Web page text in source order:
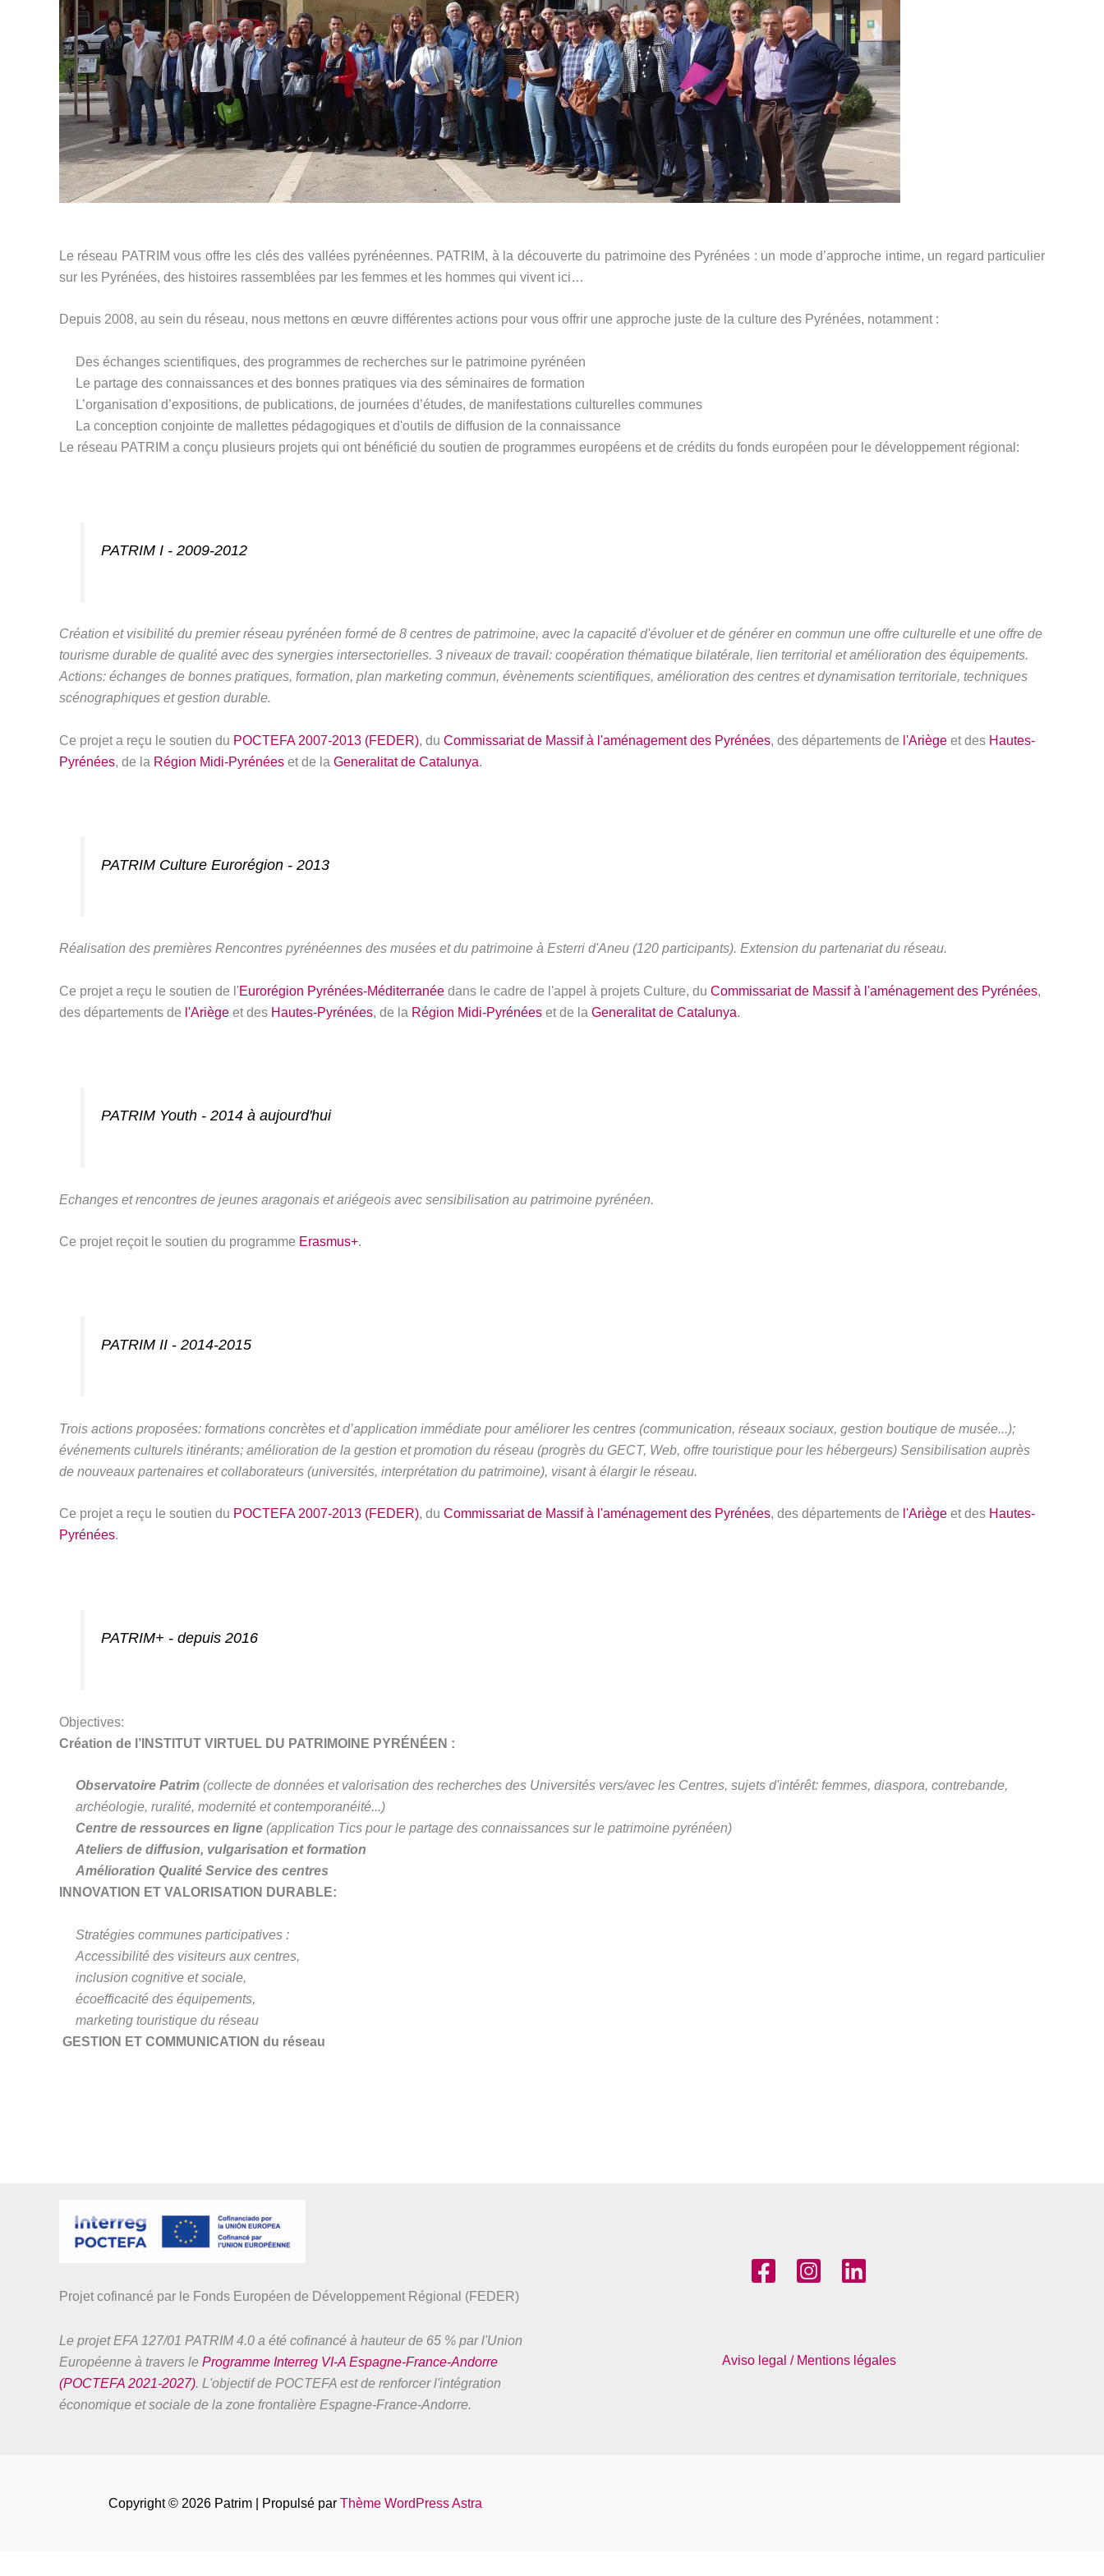
Le réseau PATRIM vous offre les clés des vallées pyrénéennes. PATRIM, à la découverte du patrimoine des Pyrénées : un mode d’approche intime, un regard particulier
sur les Pyrénées, des histoires rassemblées par les femmes et les hommes qui vivent ici…
Depuis 2008, au sein du réseau, nous mettons en œuvre différentes actions pour vous offrir une approche juste de la culture des Pyrénées, notamment :
Des échanges scientifiques, des programmes de recherches sur le patrimoine pyrénéen
Le partage des connaissances et des bonnes pratiques via des séminaires de formation
L’organisation d’expositions, de publications, de journées d’études, de manifestations culturelles communes
La conception conjointe de mallettes pédagogiques et d'outils de diffusion de la connaissance
Le réseau PATRIM a conçu plusieurs projets qui ont bénéficié du soutien de programmes européens et de crédits du fonds européen pour le développement régional:
PATRIM I - 2009-2012
Création et visibilité du premier réseau pyrénéen formé de 8 centres de patrimoine, avec la capacité d'évoluer et de générer en commun une offre culturelle et une offre de
tourisme durable de qualité avec des synergies intersectorielles. 3 niveaux de travail: coopération thématique bilatérale, lien territorial et amélioration des équipements.
Actions: échanges de bonnes pratiques, formation, plan marketing commun, évènements scientifiques, amélioration des centres et dynamisation territoriale, techniques
scénographiques et gestion durable.
Ce projet a reçu le soutien du POCTEFA 2007-2013 (FEDER), du Commissariat de Massif à l'aménagement des Pyrénées, des départements de l'Ariège et des Hautes-
Pyrénées, de la Région Midi-Pyrénées et de la Generalitat de Catalunya.
PATRIM Culture Eurorégion - 2013
Réalisation des premières Rencontres pyrénéennes des musées et du patrimoine à Esterri d'Aneu (120 participants). Extension du partenariat du réseau.
Ce projet a reçu le soutien de l'Eurorégion Pyrénées-Méditerranée dans le cadre de l'appel à projets Culture, du Commissariat de Massif à l'aménagement des Pyrénées,
des départements de l'Ariège et des Hautes-Pyrénées, de la Région Midi-Pyrénées et de la Generalitat de Catalunya.
PATRIM Youth - 2014 à aujourd'hui
Echanges et rencontres de jeunes aragonais et ariégeois avec sensibilisation au patrimoine pyrénéen.
Ce projet reçoit le soutien du programme Erasmus+.
PATRIM II - 2014-2015
Trois actions proposées: formations concrètes et d’application immédiate pour améliorer les centres (communication, réseaux sociaux, gestion boutique de musée...);
événements culturels itinérants; amélioration de la gestion et promotion du réseau (progrès du GECT, Web, offre touristique pour les hébergeurs) Sensibilisation auprès
de nouveaux partenaires et collaborateurs (universités, interprétation du patrimoine), visant à élargir le réseau.
Ce projet a reçu le soutien du POCTEFA 2007-2013 (FEDER), du Commissariat de Massif à l'aménagement des Pyrénées, des départements de l'Ariège et des Hautes-
Pyrénées.
PATRIM+ - depuis 2016
Objectives:
Création de l’INSTITUT VIRTUEL DU PATRIMOINE PYRÉNÉEN :
Observatoire Patrim (collecte de données et valorisation des recherches des Universités vers/avec les Centres, sujets d'intérêt: femmes, diaspora, contrebande,
archéologie, ruralité, modernité et contemporanéité...)
Centre de ressources en ligne (application Tics pour le partage des connaissances sur le patrimoine pyrénéen)
Ateliers de diffusion, vulgarisation et formation
Amélioration Qualité Service des centres
INNOVATION ET VALORISATION DURABLE:
Stratégies communes participatives :
Accessibilité des visiteurs aux centres,
inclusion cognitive et sociale,
écoefficacité des équipements,
marketing touristique du réseau
GESTION ET COMMUNICATION du réseau
Projet cofinancé par le Fonds Européen de Développement Régional (FEDER)
Le projet EFA 127/01 PATRIM 4.0 a été cofinancé à hauteur de 65 % par l'Union
Européenne à travers le Programme Interreg VI-A Espagne-France-Andorre
(POCTEFA 2021-2027). L'objectif de POCTEFA est de renforcer l'intégration
économique et sociale de la zone frontalière Espagne-France-Andorre.
Aviso legal / Mentions légales
Copyright © 2026 Patrim | Propulsé par Thème WordPress Astra